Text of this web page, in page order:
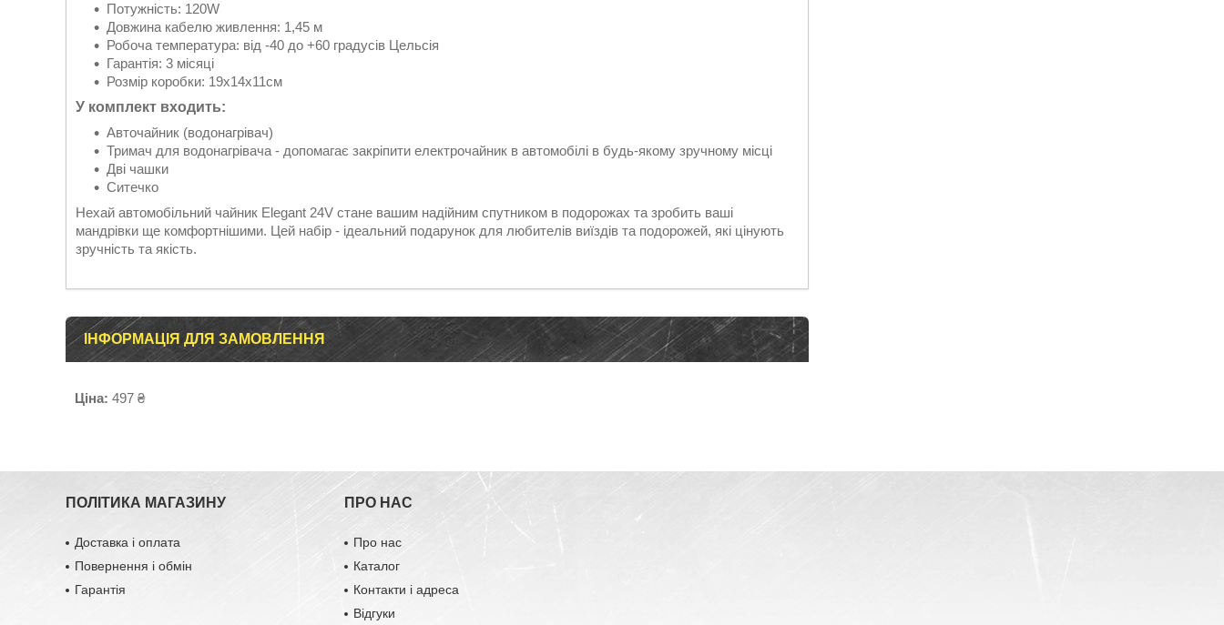
Потужність: 120W
Довжина кабелю живлення: 1,45 м
Робоча температура: від -40 до +60 градусів Цельсія
Гарантія: 3 місяці
Розмір коробки: 19х14х11см
У комплект входить:
Авточайник (водонагрівач)
Тримач для водонагрівача - допомагає закріпити електрочайник в автомобілі в будь-якому зручному місці
Дві чашки
Ситечко
Нехай автомобільний чайник Elegant 24V стане вашим надійним спутником в подорожах та зробить ваші
мандрівки ще комфортнішими. Цей набір - ідеальний подарунок для любителів виїздів та подорожей, які цінують
зручність та якість.
ІНФОРМАЦІЯ ДЛЯ ЗАМОВЛЕННЯ
Ціна: 497 ₴
ПОЛІТИКА МАГАЗИНУ
Доставка і оплата
Повернення і обмін
Гарантія
ПРО НАС
Про нас
Каталог
Контакти і адреса
Відгуки